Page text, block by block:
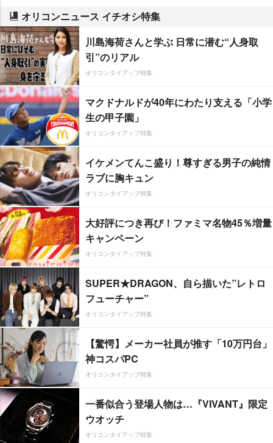
オリコンニュース イチオシ特集
川島海荷さんと学ぶ 日常に潜む“人身取
引”のリアル
オリコンタイアップ特集
マクドナルドが40年にわたり支える「小学
生の甲子園」
オリコンタイアップ特集
イケメンてんこ盛り！尊すぎる男子の純情
ラブに胸キュン
オリコンタイアップ特集
大好評につき再び！ファミマ名物45％増量
キャンペーン
オリコンタイアップ特集
SUPER★DRAGON、自ら描いた”レトロ
フューチャー”
オリコンタイアップ特集
【驚愕】メーカー社員が推す「10万円台」
神コスパPC
オリコンタイアップ特集
一番似合う登場人物は…『VIVANT』限定
ウオッチ
オリコンタイアップ特集